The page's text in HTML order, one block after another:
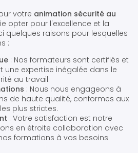
votre animation sécurité au
opter pour l'excellence et la
quelques raisons pour lesquelles
:
: Nos formateurs sont certifiés et
une expertise inégalée dans le
au travail.
: Nous nous engageons à
de haute qualité, conformes aux
les plus strictes.
: Votre satisfaction est notre
en étroite collaboration avec
formations à vos besoins